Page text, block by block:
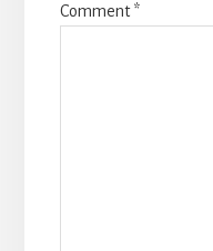
Comment*